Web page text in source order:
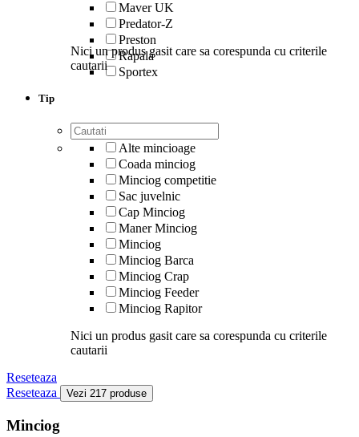
Maver UK
Predator-Z
Preston
Rapala
Sportex
Nici un produs gasit care sa corespunda cu criterile
cautarii
Tip
Alte mincioage
Coada minciog
Minciog competitie
Sac juvelnic
Cap Minciog
Maner Minciog
Minciog
Minciog Barca
Minciog Crap
Minciog Feeder
Minciog Rapitor
Nici un produs gasit care sa corespunda cu criterile
cautarii
Reseteaza
Reseteaza
Vezi 217 produse
Minciog